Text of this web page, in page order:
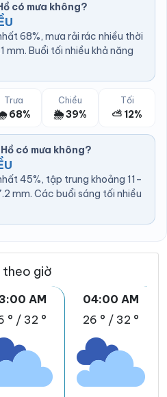
có mưa không?
68%, mưa rải rác nhiều thời
mm. Buổi tối nhiều khả năng
Trưa
68%
Chiều
🌦️ 39%
Tối
⛅ 12%
có mưa không?
45%, tập trung khoảng 11–
mm. Các buổi sáng tối nhiều
theo giờ
AM
° / 32 °
04:00 AM
26 ° / 32 °